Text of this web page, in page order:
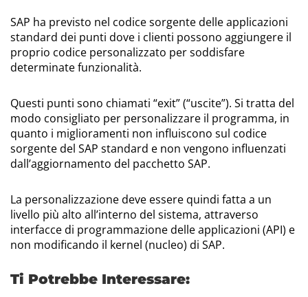
SAP ha previsto nel codice sorgente delle applicazioni
standard dei punti dove i clienti possono aggiungere il
proprio codice personalizzato per soddisfare
determinate funzionalità.
Questi punti sono chiamati “exit” (“uscite”). Si tratta del
modo consigliato per personalizzare il programma, in
quanto i miglioramenti non influiscono sul codice
sorgente del SAP standard e non vengono influenzati
dall’aggiornamento del pacchetto SAP.
La personalizzazione deve essere quindi fatta a un
livello più alto all’interno del sistema, attraverso
interfacce di programmazione delle applicazioni (API) e
non modificando il kernel (nucleo) di SAP.
Ti Potrebbe Interessare: